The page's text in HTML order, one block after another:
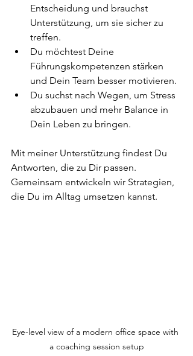
Entscheidung und brauchst
Unterstützung, um sie sicher zu
treffen.
Du möchtest Deine
Führungskompetenzen stärken
und Dein Team besser motivieren.
Du suchst nach Wegen, um Stress
abzubauen und mehr Balance in
Dein Leben zu bringen.
Mit meiner Unterstützung findest Du
Antworten, die zu Dir passen.
Gemeinsam entwickeln wir Strategien,
die Du im Alltag umsetzen kannst.
Eye-level view of a modern office space with
a coaching session setup